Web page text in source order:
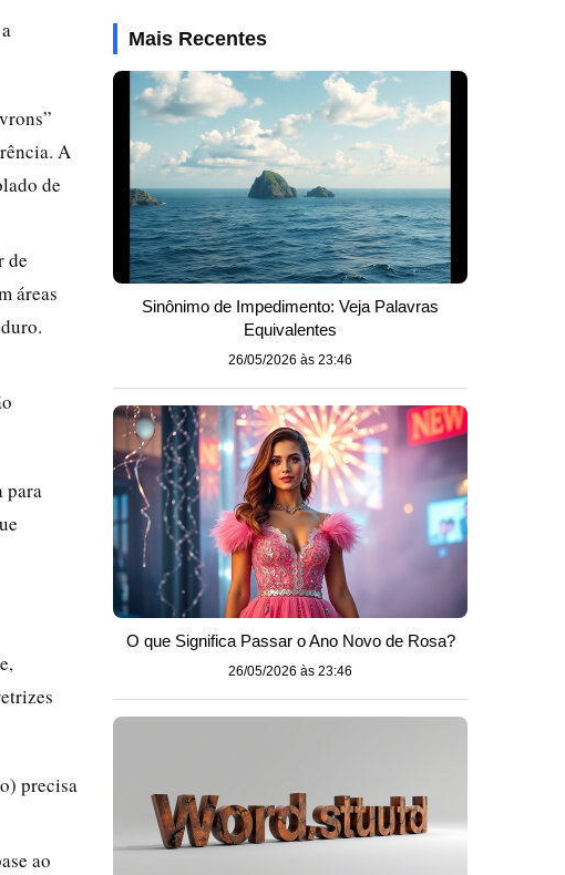
A
de
de
áreas
para
precisa
ao
Mais Recentes
Sinônimo de Impedimento: Veja Palavras
Equivalentes
26/05/2026 às 23:46
O que Significa Passar o Ano Novo de Rosa?
26/05/2026 às 23:46